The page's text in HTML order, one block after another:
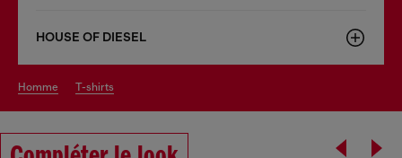
HOUSE OF DIESEL
homme t-shirts